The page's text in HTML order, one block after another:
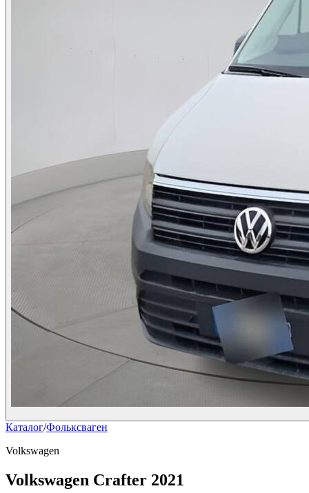
Каталог/Фольксваген
Volkswagen
Volkswagen Crafter 2021